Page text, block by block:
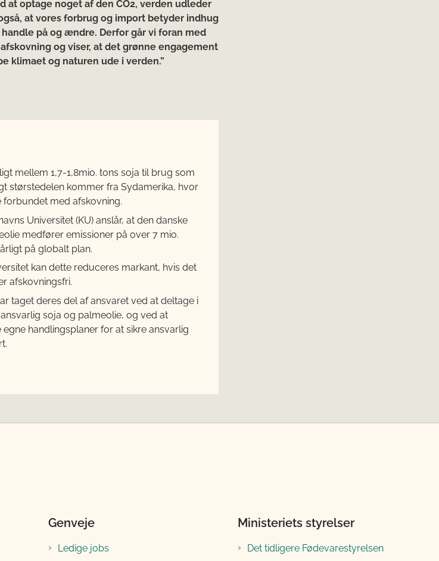
at optage noget af den CO2, verden udleder
at vores forbrug og import betyder indhug
handle på og ændre. Derfor går vi foran med
og viser, at det grønne engagement
klimaet og naturen ude i verden.”
mellem 1,7-1,8mio. tons soja til brug som
størstedelen kommer fra Sydamerika, hvor
med afskovning.
Universitet (KU) anslår, at den danske
medfører emissioner på over 7 mio.
på globalt plan.
kan dette reduceres markant, hvis det
afskovningsfri.
taget deres del af ansvaret ved at deltage i
soja og palmeolie, og ved at
handlingsplaner for at sikre ansvarlig
Genveje
Ledige jobs
Ministeriets styrelser
Det tidligere Fødevarestyrelsen